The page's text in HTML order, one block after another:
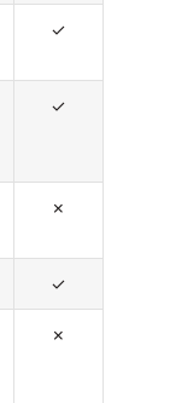
✓
✓
✗
✓
✗